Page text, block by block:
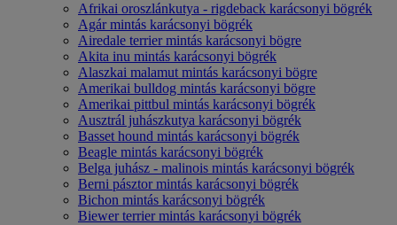
Afrikai oroszlánkutya - rigdeback karácsonyi bögrék
Agár mintás karácsonyi bögrék
Airedale terrier mintás karácsonyi bögre
Akita inu mintás karácsonyi bögrék
Alaszkai malamut mintás karácsonyi bögre
Amerikai bulldog mintás karácsonyi bögre
Amerikai pittbul mintás karácsonyi bögrék
Ausztrál juhászkutya karácsonyi bögrék
Basset hound mintás karácsonyi bögrék
Beagle mintás karácsonyi bögrék
Belga juhász - malinois mintás karácsonyi bögrék
Berni pásztor mintás karácsonyi bögrék
Bichon mintás karácsonyi bögrék
Biewer terrier mintás karácsonyi bögrék